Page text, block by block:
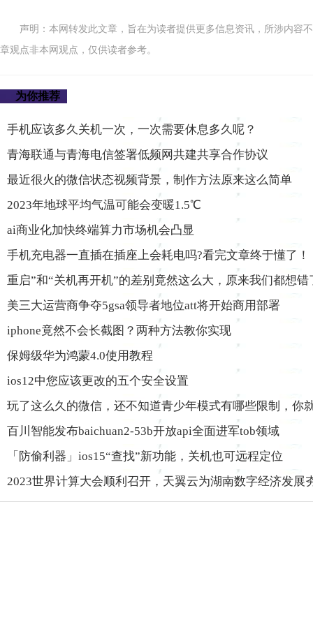
声明：本网转发此文章，旨在为读者提供更多信息资讯，所涉内容
章观点非本网观点，仅供读者参考。
为你推荐
手机应该多久关机一次，一次需要休息多久呢？
青海联通与青海电信签署低频网共建共享合作协议
最近很火的微信状态视频背景，制作方法原来这么简单
2023年地球平均气温可能会变暖1.5℃
ai商业化加快终端算力市场机会凸显
手机充电器一直插在插座上会耗电吗?看完文章终于懂了！
重启”和“关机再开机”的差别竟然这么大，原来我们都想错
美三大运营商争夺5gsa领导者地位att将开始商用部署
iphone竟然不会长截图？两种方法教你实现
保姆级华为鸿蒙4.0使用教程
ios12中您应该更改的五个安全设置
玩了这么久的微信，还不知道青少年模式有哪些限制，你
百川智能发布baichuan2-53b开放api全面进军tob领域
「防偷利器」ios15“查找”新功能，关机也可远程定位
2023世界计算大会顺利召开，天翼云为湖南数字经济发展